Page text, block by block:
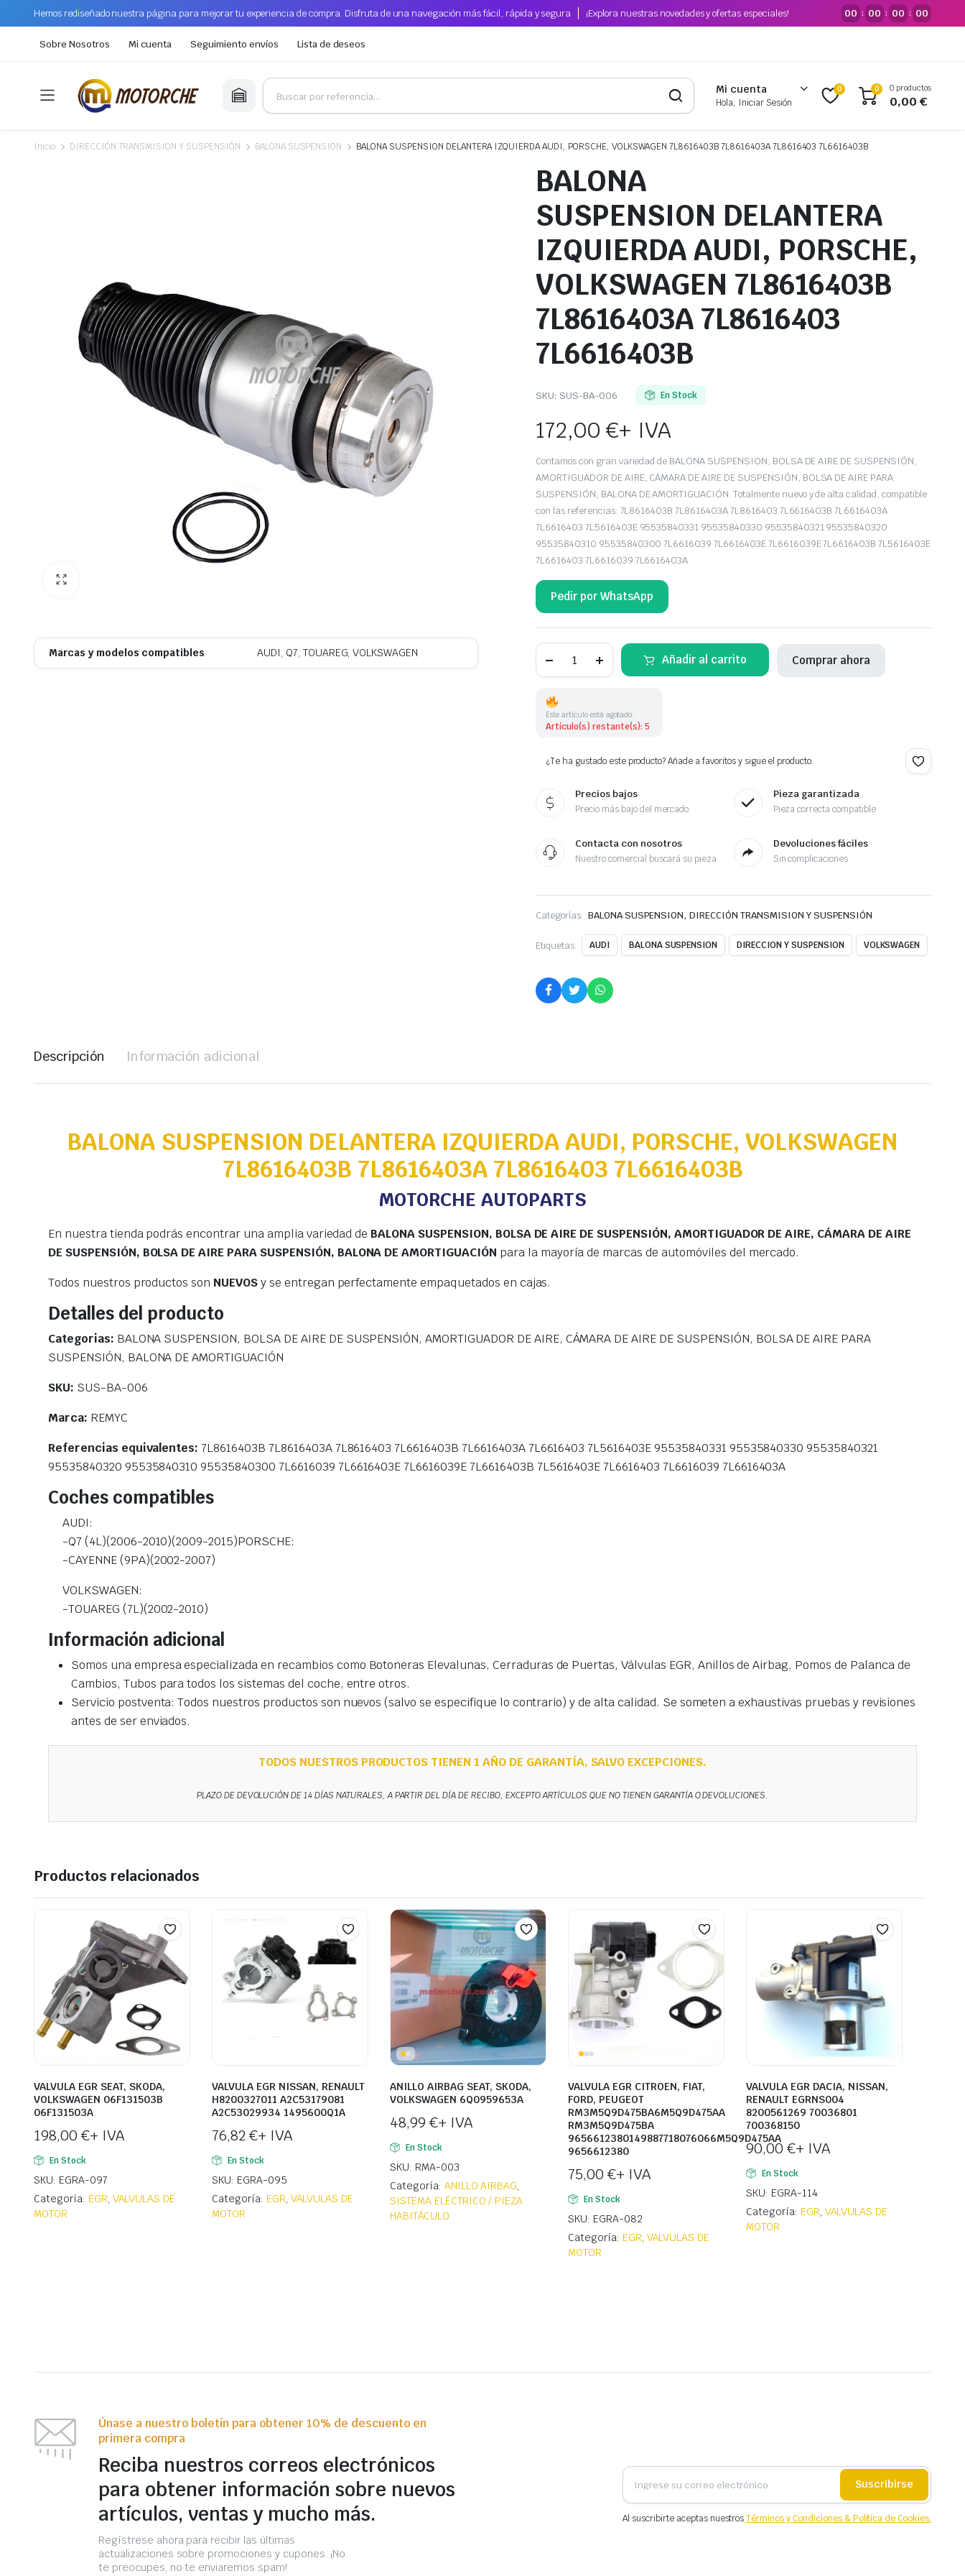
Hemos rediseñado nuestra página para mejorar tu experiencia de compra. Disfruta de una navegación más fácil, rápida y segura ¡Explora nuestras novedades y ofertas especiales! 00 : 00 : 00 : 00
Sobre Nosotros Mi cuenta Seguimiento envíos Lista de deseos
Mi cuenta
Hola, Iniciar Sesión
0 0 0 productos
0,00€
Inicio DIRECCIÓN TRANSMISION Y SUSPENSIÓN BALONA SUSPENSION BALONA SUSPENSION DELANTERA IZQUIERDA AUDI, PORSCHE, VOLKSWAGEN 7L8616403B 7L8616403A 7L8616403 7L6616403B
Marcas y modelos compatibles AUDI, Q7, TOUAREG, VOLKSWAGEN
BALONA
SUSPENSION DELANTERA
IZQUIERDA AUDI, PORSCHE,
VOLKSWAGEN 7L8616403B
7L8616403A 7L8616403
7L6616403B
SKU: SUS-BA-006 En Stock
172,00€+ IVA
Contamos con gran variedad de BALONA SUSPENSION, BOLSA DE AIRE DE SUSPENSIÓN,
AMORTIGUADOR DE AIRE, CÁMARA DE AIRE DE SUSPENSIÓN, BOLSA DE AIRE PARA
SUSPENSIÓN, BALONA DE AMORTIGUACIÓN. Totalmente nuevo y de alta calidad, compatible
con las referencias: 7L8616403B 7L8616403A 7L8616403 7L6616403B 7L6616403A
7L6616403 7L5616403E 95535840331 95535840330 95535840321 95535840320
95535840310 95535840300 7L6616039 7L6616403E 7L6616039E 7L6616403B 7L5616403E
7L6616403 7L6616039 7L6616403A.
Pedir por WhatsApp
SUSPENSION DELANTERA
VOLKSWAGEN
7L8616403B
7L8616403A
7L6616403B
Añadir al carrito Comprar ahora
Este artículo está agotado.
Artículo(s) restante(s): 5
¿Te ha gustado este producto? Añade a favoritos y sigue el producto.
Precios bajos
Precio más bajo del mercado
Pieza garantizada
Pieza correcta compatible
Contacta con nosotros
Nuestro comercial buscará su pieza
Devoluciones fáciles
Sin complicaciones
Categorías: BALONA SUSPENSION, DIRECCIÓN TRANSMISION Y SUSPENSIÓN
Etiquetas: AUDI BALONA SUSPENSION DIRECCION Y SUSPENSION VOLKSWAGEN
Descripción Información adicional
BALONA SUSPENSION DELANTERA IZQUIERDA AUDI, PORSCHE, VOLKSWAGEN
7L8616403B 7L8616403A 7L8616403 7L6616403B
MOTORCHE AUTOPARTS
En nuestra tienda podrás encontrar una amplia variedad de BALONA SUSPENSION, BOLSA DE AIRE DE SUSPENSIÓN, AMORTIGUADOR DE AIRE, CÁMARA DE AIRE
DE SUSPENSIÓN, BOLSA DE AIRE PARA SUSPENSIÓN, BALONA DE AMORTIGUACIÓN para la mayoría de marcas de automóviles del mercado.
Todos nuestros productos son NUEVOSy se entregan perfectamente empaquetados en cajas.
Detalles del producto
Categorias: BALONA SUSPENSION, BOLSA DE AIRE DE SUSPENSIÓN, AMORTIGUADOR DE AIRE, CÁMARA DE AIRE DE SUSPENSIÓN, BOLSA DE AIRE PARA
SUSPENSIÓN, BALONA DE AMORTIGUACIÓN
SKU: SUS-BA-006
Marca: REMYC
Referencias equivalentes: 7L8616403B 7L8616403A 7L8616403 7L6616403B 7L6616403A 7L6616403 7L5616403E 95535840331 95535840330 95535840321
95535840320 95535840310 95535840300 7L6616039 7L6616403E 7L6616039E 7L6616403B 7L5616403E 7L6616403 7L6616039 7L6616403A
Coches compatibles
AUDI:
-Q7 (4L)(2006-2010)(2009-2015)PORSCHE:
-CAYENNE (9PA)(2002-2007)
VOLKSWAGEN:
-TOUAREG (7L)(2002-2010)
Información adicional
Somos una empresa especializada en recambios como Botoneras Elevalunas, Cerraduras de Puertas, Válvulas EGR, Anillos de Airbag, Pomos de Palanca de
Cambios, Tubos para todos los sistemas del coche, entre otros.
Servicio postventa: Todos nuestros productos son nuevos (salvo se especifique lo contrario) y de alta calidad. Se someten a exhaustivas pruebas y revisiones
antes de ser enviados.
TODOS NUESTROS PRODUCTOS TIENEN 1 AÑO DE GARANTÍA, SALVO EXCEPCIONES.
PLAZO DE DEVOLUCIÓN DE 14 DÍAS NATURALES, A PARTIR DEL DÍA DE RECIBO, EXCEPTO ARTÍCULOS QUE NO TIENEN GARANTÍA O DEVOLUCIONES.
Productos relacionados
VALVULA EGR SEAT, SKODA,
VOLKSWAGEN 06F131503B
06F131503A
198,00 €+ IVA
En Stock
SKU: EGRA-097
Categoría: EGR, VALVULAS DE
MOTOR
VALVULA EGR NISSAN, RENAULT
H8200327011 A2C53179081
A2C53029934 1495600Q1A
76,82€+ IVA
En Stock
SKU: EGRA-095
Categoría: EGR, VALVULAS DE
MOTOR
ANILLO AIRBAG SEAT, SKODA,
VOLKSWAGEN 6Q0959653A
48,99 €+ IVA
En Stock
SKU: RMA-003
Categoría: ANILLO AIRBAG,
SISTEMA ELÉCTRICO / PIEZA
HABITÁCULO
VALVULA EGR CITROEN, FIAT,
FORD, PEUGEOT
RM3M5Q9D475BA6M5Q9D475AA
RM3M5Q9D475BA
9656612380149887718076066M5Q9D475AA
9656612380
75,00 €+ IVA
En Stock
SKU: EGRA-082
Categoría: EGR, VALVULAS DE
MOTOR
VALVULA EGR DACIA, NISSAN,
RENAULT EGRNS004
8200561269 70036801
700368150
90,00 €+ IVA
En Stock
SKU: EGRA-114
Categoría: EGR, VALVULAS DE
MOTOR
Únase a nuestro boletín para obtener 10% de descuento en
primera compra
Reciba nuestros correos electrónicos
para obtener información sobre nuevos
artículos, ventas y mucho más.
Regístrese ahora para recibir las últimas
actualizaciones sobre promociones y cupones. ¡No
te preocupes, no te enviaremos spam!
Suscribirse
Al suscribirte aceptas nuestrosTérminos y Condiciones & Política de Cookies.